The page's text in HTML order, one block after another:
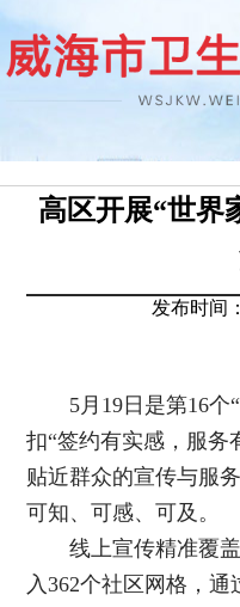
高区开展“世界
发布时间
5月19日是第16
扣“签约有实感，服务
贴近群众的宣传与服
可知、可感、可及。
线上宣传精准覆
入362个社区网格，